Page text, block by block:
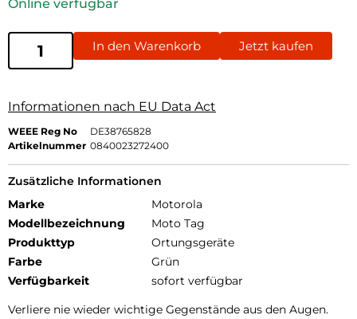
Online verfügbar
In den Warenkorb Jetzt kaufen
Informationen nach EU Data Act
WEEE Reg No
DE38765828
Artikelnummer 0840023272400
Zusätzliche Informationen
Marke
Motorola
Modellbezeichnung
Moto Tag
Produkttyp
Ortungsgeräte
Farbe
Grün
Verfügbarkeit
sofort verfügbar
Verliere nie wieder wichtige Gegenstände aus den Augen.